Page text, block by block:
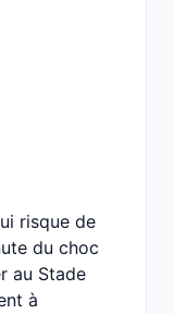
risque de
du choc
au Stade
à